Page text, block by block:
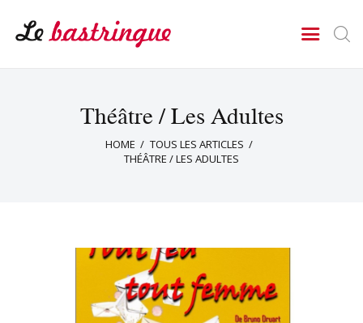
Théâtre / Les Adultes
HOME
TOUS LES ARTICLES
THÉÂTRE / LES ADULTES
LE BASTRINGUE
Le Bastringue
Agenda
Rejoindre la troupe